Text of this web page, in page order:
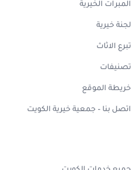
المبرات الخيرية
لجنة خيرية
تبرع الاثاث
تصنيفات
خريطة الموقع
اتصل بنا – جمعية خيرية الكويت